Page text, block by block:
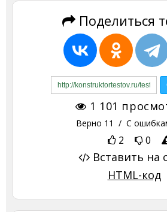
Поделиться
1 101
Верно 11 / С
2 0
Вставить на
HTML-код